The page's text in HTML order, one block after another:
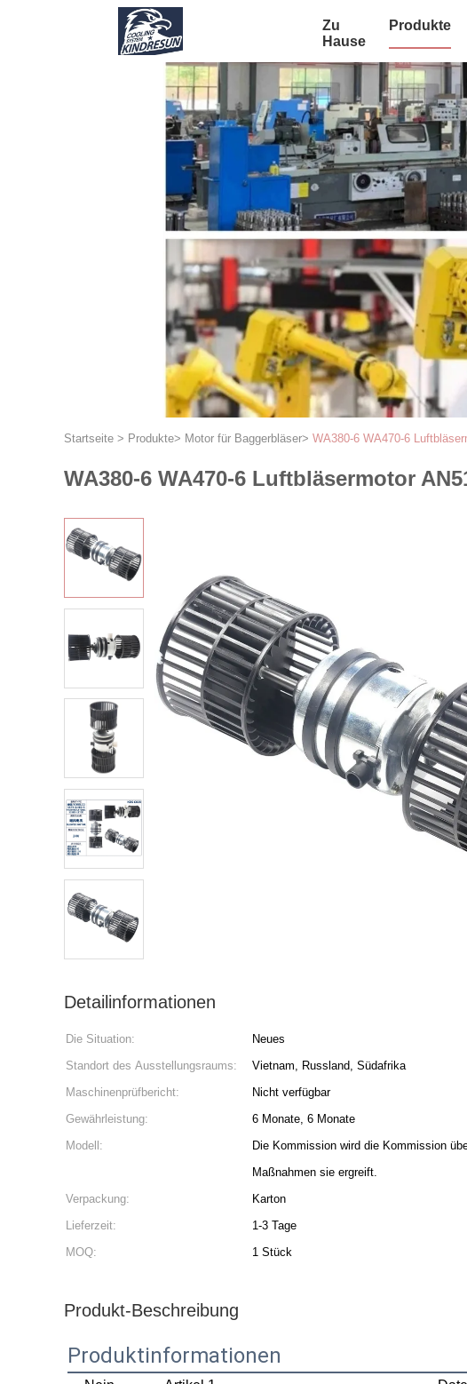
Zu
Hause
Produkte
Startseite > Produkte> Motor für Baggerbläser> WA380-6 WA470-6
WA380-6 WA470-6 Luftbläsermotor
Detailinformationen
Die Situation: Neues
Standort des Ausstellungsraums:
Vietnam, Russland, Südafrika
Maschinenprüfbericht:
Nicht verfügbar
Gewährleistung:
6 Monate, 6 Monate
Modell:
Die Kommission wird die Kommission
Maßnahmen sie ergreift.
Verpackung:
Karton
Lieferzeit:
1-3 Tage
MOQ:
1 Stück
Produkt-Beschreibung
Produktinformationen